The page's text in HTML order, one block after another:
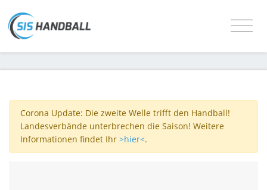
Corona Update: Die zweite Welle trifft den Handball!
Landesverbände unterbrechen die Saison! Weitere
Informationen findet Ihr >hier<.